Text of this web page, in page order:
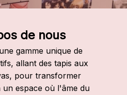
de nous
gamme unique de
allant des tapis aux
pour transformer
espace où l'âme du